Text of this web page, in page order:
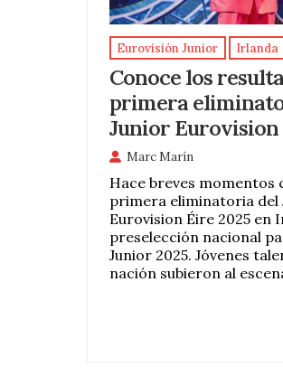
Eurovisión Junior Irlanda
Conoce los
primera
Junior Eurovision
Marc Marín
Hace breves momentos
primera eliminatoria del
Eurovision Éire 2025 en
preselección nacional
Junior 2025. Jóvenes
nación subieron al